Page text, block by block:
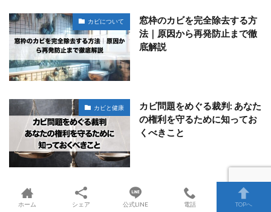
カビについて
窓枠のカビを完全除去する方
法｜原因から再発防止まで徹
底解説
カビと健康
カビ問題をめぐる裁判: あなた
の権利を守るために知ってお
くべきこと
ホーム シェア 公式LINE 電話 TOPへ